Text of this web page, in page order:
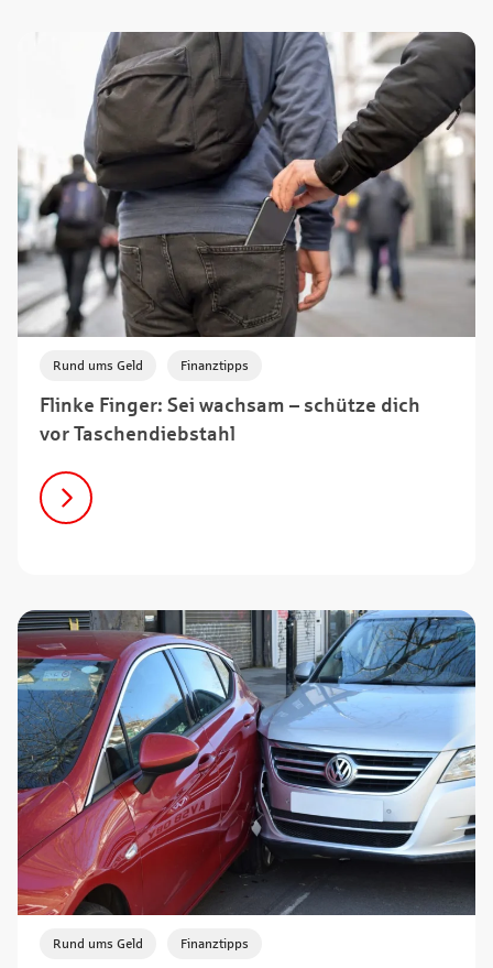
Flinke Finger: Sei wachsam – schütze dich
vor Taschendiebstahl
Rund ums Geld Finanztipps
Rund ums Geld Finanztipps